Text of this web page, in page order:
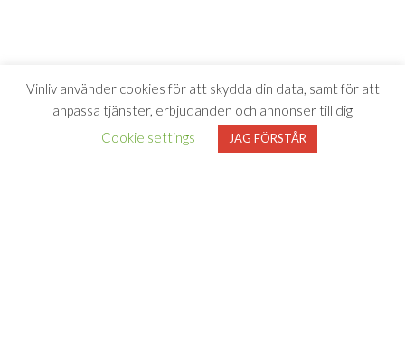
Vinliv använder cookies för att skydda din data, samt för att
anpassa tjänster, erbjudanden och annonser till dig
Cookie settings
JAG FÖRSTÅR